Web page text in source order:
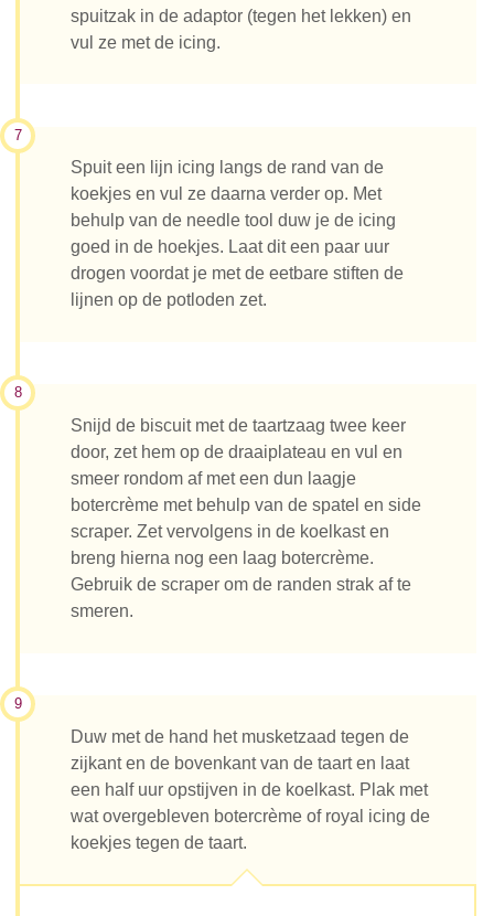
spuitzak in de adaptor (tegen het lekken) en
vul ze met de icing.
7
Spuit een lijn icing langs de rand van de
koekjes en vul ze daarna verder op. Met
behulp van de needle tool duw je de icing
goed in de hoekjes. Laat dit een paar uur
drogen voordat je met de eetbare stiften de
lijnen op de potloden zet.
8
Snijd de biscuit met de taartzaag twee keer
door, zet hem op de draaiplateau en vul en
smeer rondom af met een dun laagje
botercrème met behulp van de spatel en side
scraper. Zet vervolgens in de koelkast en
breng hierna nog een laag botercrème.
Gebruik de scraper om de randen strak af te
smeren.
9
Duw met de hand het musketzaad tegen de
zijkant en de bovenkant van de taart en laat
een half uur opstijven in de koelkast. Plak met
wat overgebleven botercrème of royal icing de
koekjes tegen de taart.